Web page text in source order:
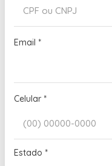
Email *
Celular *
Estado *